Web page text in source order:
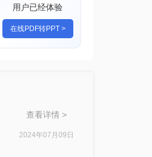
用户已经体验
在线PDF转PPT >
查看详情 >
2024年07月09日